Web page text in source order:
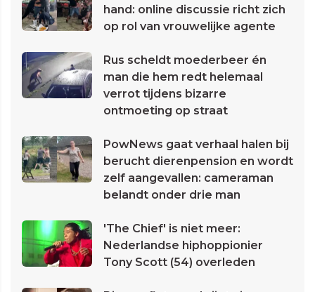
hand: online discussie richt zich
op rol van vrouwelijke agente
Rus scheldt moederbeer én
man die hem redt helemaal
verrot tijdens bizarre
ontmoeting op straat
PowNews gaat verhaal halen bij
berucht dierenpension en wordt
zelf aangevallen: cameraman
belandt onder drie man
'The Chief' is niet meer:
Nederlandse hiphoppionier
Tony Scott (54) overleden